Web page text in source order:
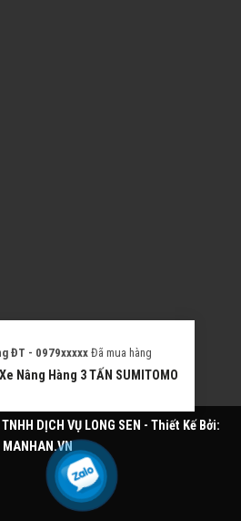
TNHH DỊCH VỤ LONG SEN - Thiết Kế Bởi:
MANHAN.VN
ĐT - 0979xxxxx Đã mua hàng
Nâng Hàng 3 TẤN SUMITOMO